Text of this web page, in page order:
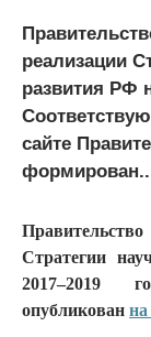
реализации
развития РФ
сайте
Стратегии
2017–2019
опубликован на